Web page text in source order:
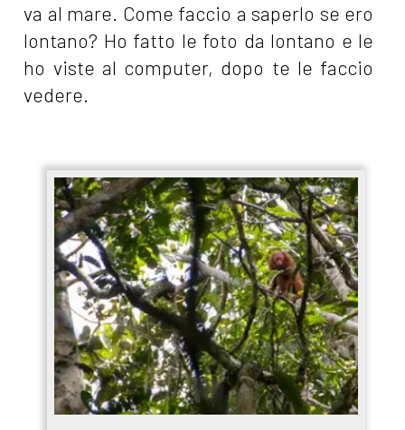
va al mare. Come faccio a saperlo se ero
lontano? Ho fatto le foto da lontano e le
ho viste al computer, dopo te le faccio
vedere.